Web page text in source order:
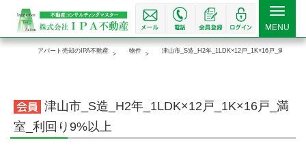
Toggle
MENU
アパート売却のIPA不動産 物件 津山市_S造_H2年_1LDK×12戸_1K×16戸_満室_利
津山市_S造_H2年_1LDK×12戸_1K×16戸_満
室_利回り9%以上